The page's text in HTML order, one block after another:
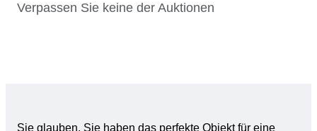
Verpassen Sie keine der Auktionen
Sie glauben, Sie haben das perfekte Objekt für eine